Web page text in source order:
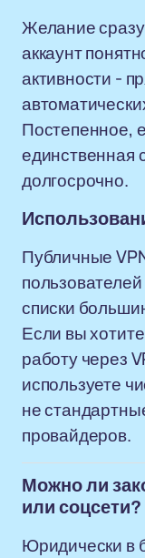
Желание
аккаунт
активности -
Постепенное,
единственная
долгосрочно.
Публичные
списки
Если вы
работу через
используете
не
провайдеров.
Можно ли
или соцсети?
Юридически в